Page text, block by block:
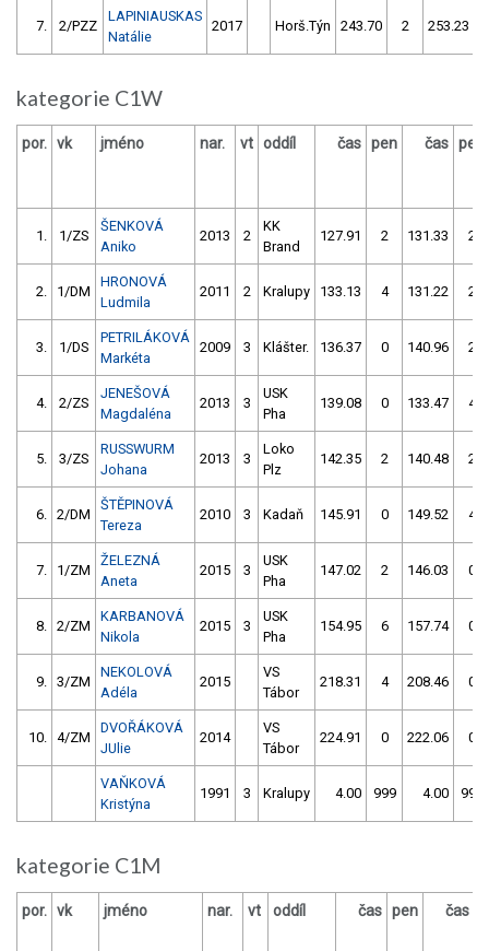
7. 2/PZZ
LAPINIAUSKAS
Natálie
2017 Horš.Týn 243.70 2 253.23
kategorie C1W
por. vk jméno nar. vt oddíl čas pen čas pen
1. 1/ZS
ŠENKOVÁ
Aniko
2013 2
KK
Brand
127.91 2 131.33 2
2. 1/DM
HRONOVÁ
Ludmila
2011 2 Kralupy 133.13 4 131.22 2
3. 1/DS
PETRILÁKOVÁ
Markéta
2009 3 Klášter. 136.37 0 140.96 2
4. 2/ZS
JENEŠOVÁ
Magdaléna
2013 3
USK
Pha
139.08 0 133.47 4
5. 3/ZS
RUSSWURM
Johana
2013 3
Loko
Plz
142.35 2 140.48 2
6. 2/DM
ŠTĚPINOVÁ
Tereza
2010 3 Kadaň 145.91 0 149.52 4
7. 1/ZM
ŽELEZNÁ
Aneta
2015 3
USK
Pha
147.02 2 146.03 0
8. 2/ZM
KARBANOVÁ
Nikola
2015 3
USK
Pha
154.95 6 157.74 0
9. 3/ZM
NEKOLOVÁ
Adéla
2015
VS
Tábor
218.31 4 208.46 0
10. 4/ZM
DVOŘÁKOVÁ
JUlie
2014
VS
Tábor
224.91 0 222.06 0
VAŇKOVÁ
Kristýna
1991 3 Kralupy 4.00 999 4.00 999
kategorie C1M
por. vk jméno nar. vt oddíl čas pen čas